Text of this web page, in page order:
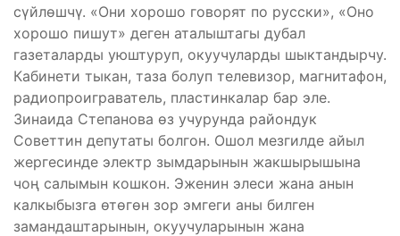
сүйлөшчү. «Они хорошо говорят по русски», «Оно
хорошо пишут» деген аталыштагы дубал
газеталарды уюштуруп, окуучуларды шыктандырчу.
Кабинети тыкан, таза болуп телевизор, магнитафон,
радиопроиграватель, пластинкалар бар эле.
Зинаида Степанова өз учурунда райондук
Советтин депутаты болгон. Ошол мезгилде айыл
жергесинде электр зымдарынын жакшырышына
чоң салымын кошкон. Эженин элеси жана анын
калкыбызга өтөгөн зор эмгеги аны билген
замандаштарынын, окуучуларынын жана